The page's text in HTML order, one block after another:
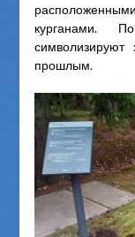
курганами.
прошлым.